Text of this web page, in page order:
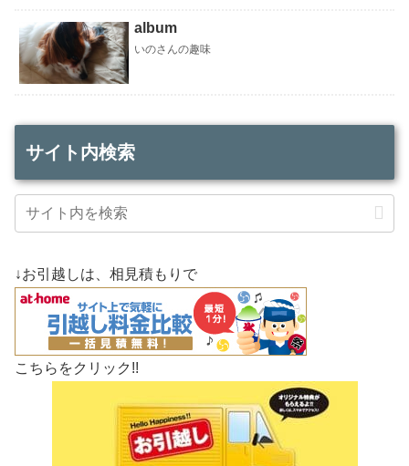
album
いのさんの趣味
サイト内検索
↓お引越しは、相見積もりで
こちらをクリック!!